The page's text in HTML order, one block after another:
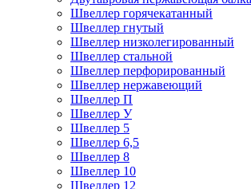
Швеллер горячекатанный
Швеллер гнутый
Швеллер низколегированный
Швеллер стальной
Швеллер перфорированный
Швеллер нержавеющий
Швеллер П
Швеллер У
Швеллер 5
Швеллер 6,5
Швеллер 8
Швеллер 10
Швеллер 12